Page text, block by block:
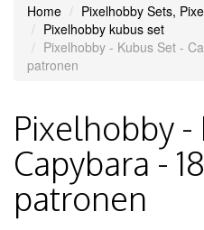
Home
Pixelhobby Sets,
Pixelhobby kubus set
Pixelhobby - Kubus Set -
patronen
Pixelhobby -
Capybara -
patronen